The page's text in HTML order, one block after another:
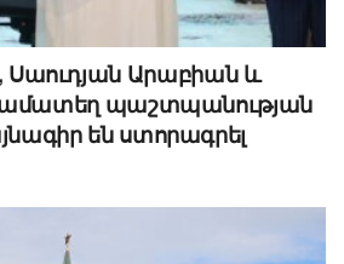
Սաուդյան Արաբիան և
պաշտպանության
են ստորագրել